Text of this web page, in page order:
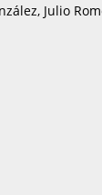
Julio